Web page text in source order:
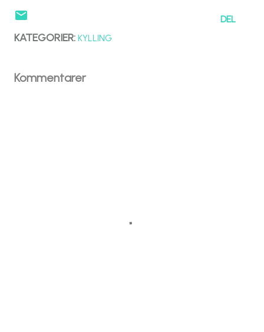
KATEGORIER: KYLLING
DEL
Kommentarer